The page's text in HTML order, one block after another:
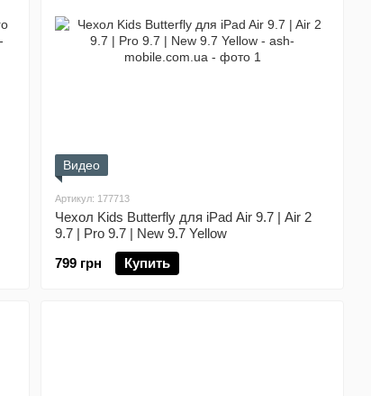
Видео
Артикул: 177713
Чехол Kids Butterfly для iPad Air 9.7 | Air 2
9.7 | Pro 9.7 | New 9.7 Yellow
799 грн
Купить